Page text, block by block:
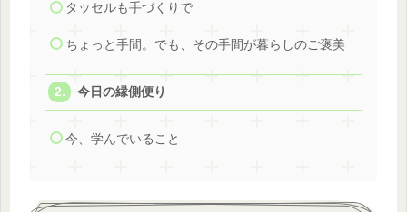
タッセルも手づくりで
ちょっと手間。でも、その手間が暮らしのご褒美
今日の縁側便り
今、学んでいること